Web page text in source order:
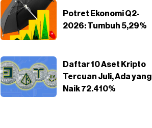
Potret Ekonomi Q2-
2026: Tumbuh 5,29%
Daftar 10 Aset Kripto
Tercuan Juli, Ada yang
Naik 72.410%